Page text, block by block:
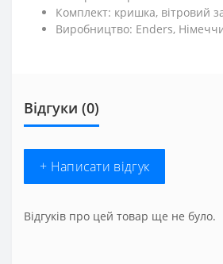
Комплект: кришка, вітровий
Виробництво: Enders,
Відгуки (0)
+ Написати відгук
Відгуків про цей товар ще не було.